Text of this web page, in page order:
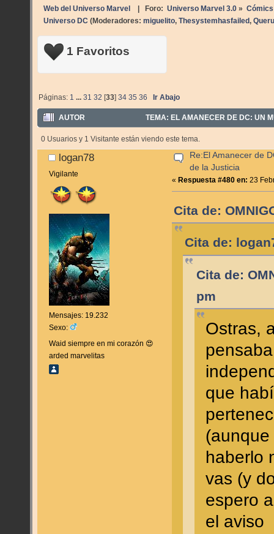
Web del Universo Marvel | Foro: Universo Marvel 3.0» Cómics
Universo DC (Moderadores: miguelito, Thesystemhasfailed,
1 Favoritos
Páginas: 1 ...31 32 [33]34 35 36 Ir Abajo
AUTOR TEMA: EL AMANECER DE DC: UN
0 Usuarios y 1 Visitante están viendo este tema.
logan78
Vigilante
Mensajes: 19.232
Sexo:
Waid siempre en mi corazón 😍
arded marvelitas
Re:El Amanecer de
de la Justicia
«Respuesta #480 en: 23
Cita de:
Cita de:
Cita de:
pm
Ostras,
que
haberlo
vas (y
espero
el aviso